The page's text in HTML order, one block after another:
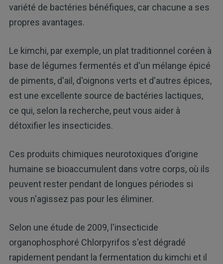
variété de bactéries bénéfiques, car chacune a ses
propres avantages.
Le kimchi, par exemple, un plat traditionnel coréen à
base de légumes fermentés et d'un mélange épicé
de piments, d'ail, d'oignons verts et d'autres épices,
est une excellente source de bactéries lactiques,
ce qui, selon la recherche, peut vous aider à
détoxifier les insecticides.
Ces produits chimiques neurotoxiques d'origine
humaine se bioaccumulent dans votre corps, où ils
peuvent rester pendant de longues périodes si
vous n'agissez pas pour les éliminer.
Selon une étude de 2009, l'insecticide
organophosphoré Chlorpyrifos s'est dégradé
rapidement pendant la fermentation du kimchi et il